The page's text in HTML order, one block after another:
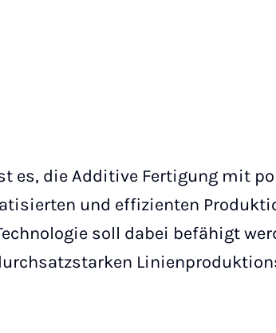
es, die Additive Fertigung mit
und effizienten
soll dabei befähigt